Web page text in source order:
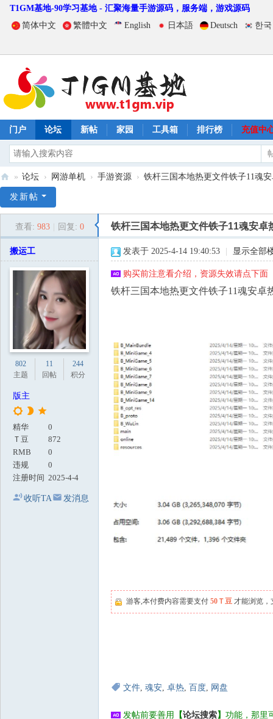
T1GM基地-90学习基地 - 汇聚海量手游源码，服务端，游戏源码
简体中文
繁體中文 English 日本語 Deutsch 한
门户 论坛 新帖 家园 工具箱 排行榜 充值中
1
» 论坛 › 网游单机 › 手游资源 › 铁杆三国本地热更文件铁子11魂
发新帖
查看: 983 回复: 0 铁杆三国本地热更文件铁子11魂安卓
搬运工
802
主题
11
回帖
244
积分
版主
精华
0
Ｔ豆
872
RMB
0
违规
0
注册时间 2025-4-4
收听TA 发消息
发表于 2025-4-14 19:40:53 显示全部
购买前注意看介绍，资源失效请点下
铁杆三国本地热更文件铁子11魂安卓
游客,本付费内容需要支付 50Ｔ豆 才能浏览，
文件, 魂安, 卓热, 百度, 网盘
发帖前要善用 【论坛搜索】 功能，那里